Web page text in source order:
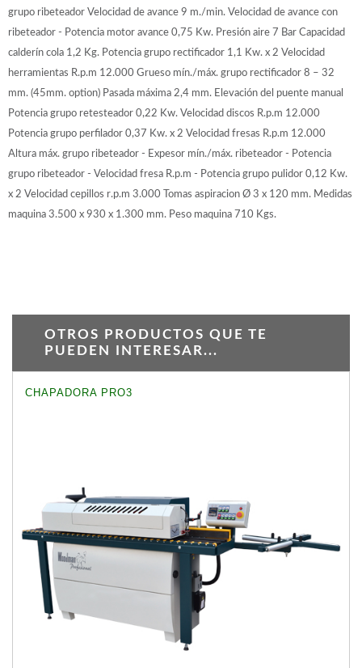
grupo ribeteador Velocidad de avance 9 m./min. Velocidad de avance con
ribeteador - Potencia motor avance 0,75 Kw. Presión aire 7 Bar Capacidad
calderín cola 1,2 Kg. Potencia grupo rectificador 1,1 Kw. x 2 Velocidad
herramientas R.p.m 12.000 Grueso mín./máx. grupo rectificador 8 – 32
mm. (45mm. option) Pasada máxima 2,4 mm. Elevación del puente manual
Potencia grupo retesteador 0,22 Kw. Velocidad discos R.p.m 12.000
Potencia grupo perfilador 0,37 Kw. x 2 Velocidad fresas R.p.m 12.000
Altura máx. grupo ribeteador - Expesor mín./máx. ribeteador - Potencia
grupo ribeteador - Velocidad fresa R.p.m - Potencia grupo pulidor 0,12 Kw.
x 2 Velocidad cepillos r.p.m 3.000 Tomas aspiracion Ø 3 x 120 mm. Medidas
maquina 3.500 x 930 x 1.300 mm. Peso maquina 710 Kgs.
OTROS PRODUCTOS QUE TE
PUEDEN INTERESAR...
CHAPADORA PRO3